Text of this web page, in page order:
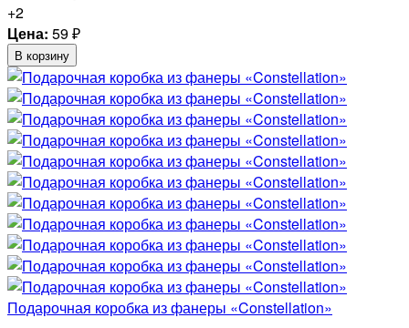
+2
Цена: 59₽
В корзину
Подарочная коробка из фанеры «Constellation»